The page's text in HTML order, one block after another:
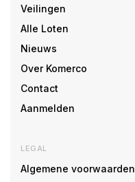
Veilingen
Alle Loten
Nieuws
Over Komerco
Contact
Aanmelden
LEGAL
Algemene voorwaarden